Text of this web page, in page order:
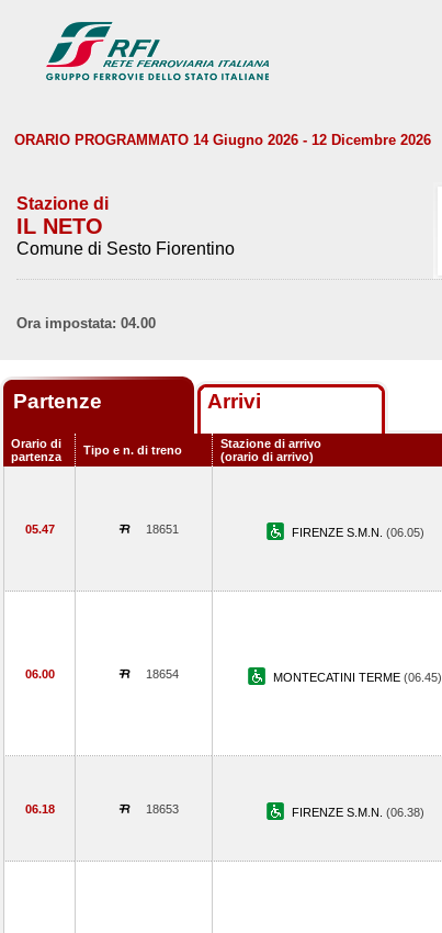
ORARIO PROGRAMMATO 14 Giugno 2026 - 12 Dicembre 2026
Stazione di
IL NETO
Comune di Sesto Fiorentino
Ora impostata: 04.00
Partenze Arrivi
Orario di
partenza
Tipo e n. di treno
Stazione di arrivo
(orario di arrivo)
05.47 18651 FIRENZE S.M.N. (06.05)
06.00 18654 MONTECATINI TERME (06.45)
06.18 18653 FIRENZE S.M.N. (06.38)